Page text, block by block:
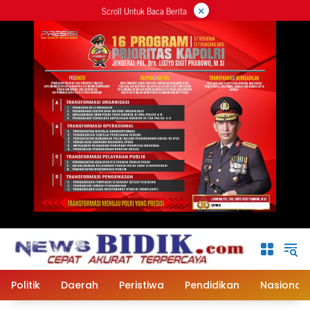
ke
Scroll Untuk Baca Berita ×
Politik Daerah Peristiwa Pendidikan Nasional